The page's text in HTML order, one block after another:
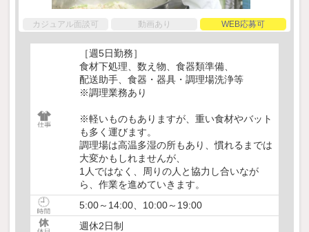
カジュアル面談可 動画あり WEB応募可
［週5日勤務］
食材下処理、数え物、食器類準備、
配送助手、食器・器具・調理場洗浄等
※調理業務あり
※軽いものもありますが、重い食材やバット
も多く運びます。
調理場は高温多湿の所もあり、慣れるまでは
大変かもしれませんが、
1人ではなく、周りの人と協力し合いなが
ら、作業を進めていきます。
5:00～14:00、10:00～19:00
週休2日制